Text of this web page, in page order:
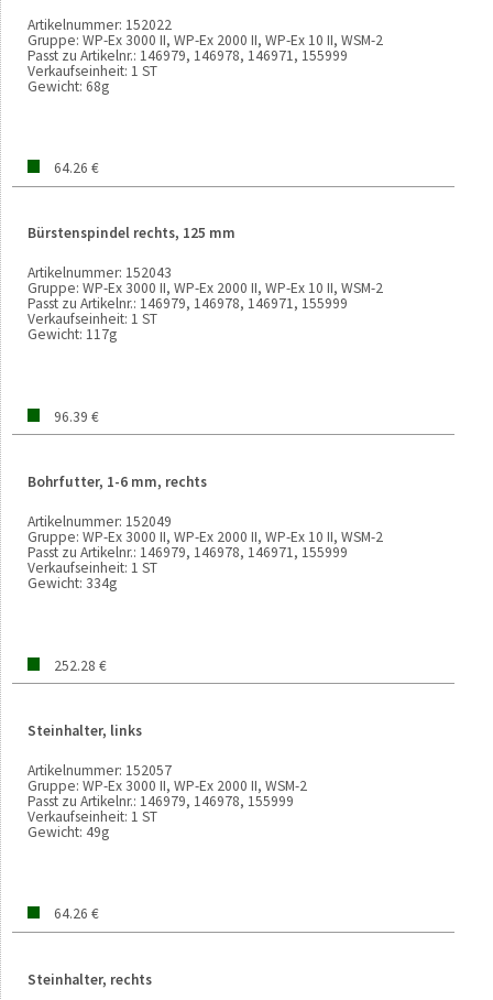
Artikelnummer: 152022
Gruppe: WP-Ex 3000 II, WP-Ex 2000 II, WP-Ex 10 II, WSM-2
Passt zu Artikelnr.: 146979, 146978, 146971, 155999
Verkaufseinheit: 1 ST
Gewicht: 68g
64.26 €
Bürstenspindel rechts, 125 mm
Artikelnummer: 152043
Gruppe: WP-Ex 3000 II, WP-Ex 2000 II, WP-Ex 10 II, WSM-2
Passt zu Artikelnr.: 146979, 146978, 146971, 155999
Verkaufseinheit: 1 ST
Gewicht: 117g
96.39 €
Bohrfutter, 1-6 mm, rechts
Artikelnummer: 152049
Gruppe: WP-Ex 3000 II, WP-Ex 2000 II, WP-Ex 10 II, WSM-2
Passt zu Artikelnr.: 146979, 146978, 146971, 155999
Verkaufseinheit: 1 ST
Gewicht: 334g
252.28 €
Steinhalter, links
Artikelnummer: 152057
Gruppe: WP-Ex 3000 II, WP-Ex 2000 II, WSM-2
Passt zu Artikelnr.: 146979, 146978, 155999
Verkaufseinheit: 1 ST
Gewicht: 49g
64.26 €
Steinhalter, rechts